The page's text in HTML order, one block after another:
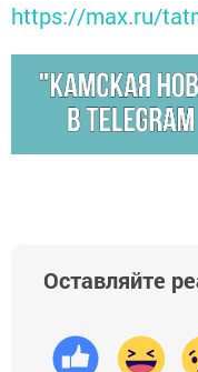
https://max.ru/
Оставляйте